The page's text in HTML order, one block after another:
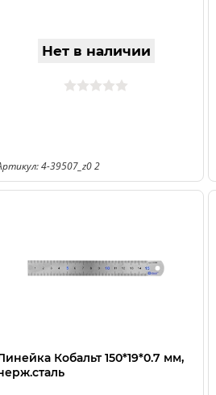
Нет в наличии
4-39507_z0 2
Кобальт 150*19*0.7 мм,